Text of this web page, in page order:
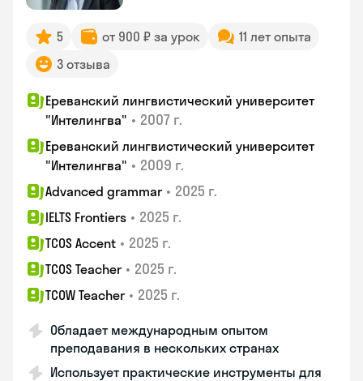
5 от 900 ₽ за урок
11 лет опыта
3 отзыва
Ереванский лингвистический университет
"Интелингва" • 2007 г.
Ереванский лингвистический университет
"Интелингва" • 2009 г.
Advanced grammar • 2025 г.
IELTS Frontiers • 2025 г.
TCOS Accent • 2025 г.
TCOS Teacher • 2025 г.
TCOW Teacher • 2025 г.
Обладает международным опытом
преподавания в нескольких странах
Использует практические инструменты для